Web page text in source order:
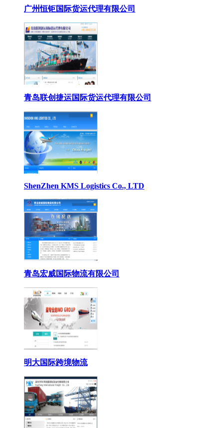
广州恒钜国际货运代理有限公司
青岛联创捷运国际货运代理有限公司
ShenZhen KMS Logistics Co., LTD
青岛宏威国际物流有限公司
明大国际跨境物流